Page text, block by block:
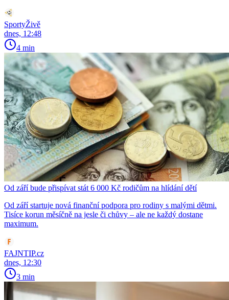
SportyŽivě
dnes, 12:48
4 min
Od září bude přispívat stát 6 000 Kč rodičům na hlídání dětí
Od září startuje nová finanční podpora pro rodiny s malými dětmi.
Tisíce korun měsíčně na jesle či chůvy – ale ne každý dostane
maximum.
FAJNTIP.cz
dnes, 12:30
3 min